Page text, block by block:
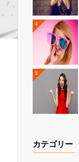
4
5
カテゴリー